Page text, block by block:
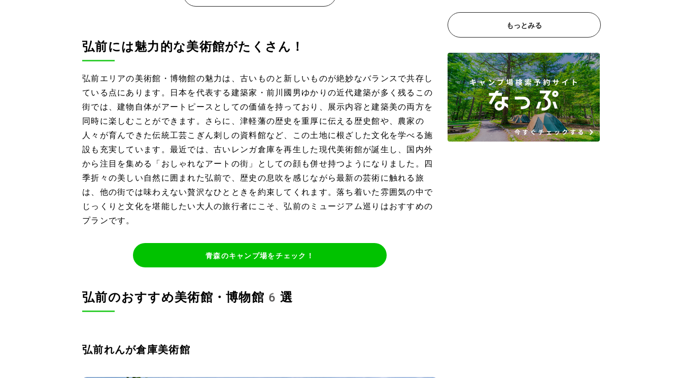
弘前には魅力的な美術館がたくさん！
弘前エリアの美術館・博物館の魅力は、古いものと新しいものが絶妙なバランスで共存し
ている点にあります。日本を代表する建築家・前川國男ゆかりの近代建築が多く残るこの
街では、建物自体がアートピースとしての価値を持っており、展示内容と建築美の両方を
同時に楽しむことができます。さらに、津軽藩の歴史を重厚に伝える歴史館や、農家の
人々が育んできた伝統工芸こぎん刺しの資料館など、この土地に根ざした文化を学べる施
設も充実しています。最近では、古いレンガ倉庫を再生した現代美術館が誕生し、国内外
から注目を集める「おしゃれなアートの街」としての顔も併せ持つようになりました。四
季折々の美しい自然に囲まれた弘前で、歴史の息吹を感じながら最新の芸術に触れる旅
は、他の街では味わえない贅沢なひとときを約束してくれます。落ち着いた雰囲気の中で
じっくりと文化を堪能したい大人の旅行者にこそ、弘前のミュージアム巡りはおすすめの
プランです。
青森のキャンプ場をチェック！
弘前のおすすめ美術館・博物館6選
弘前れんが倉庫美術館
もっとみる